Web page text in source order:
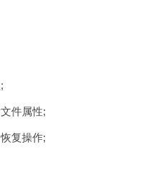
件属性;
复操作;